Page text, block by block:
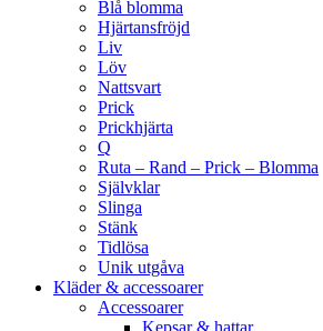
Blå blomma
Hjärtansfröjd
Liv
Löv
Nattsvart
Prick
Prickhjärta
Q
Ruta – Rand – Prick – Blomma
Självklar
Slinga
Stänk
Tidlösa
Unik utgåva
Kläder & accessoarer
Accessoarer
Kepsar & hattar